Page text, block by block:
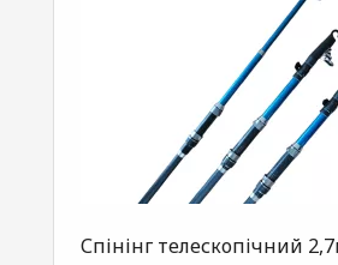
Спінінг телескопiчний